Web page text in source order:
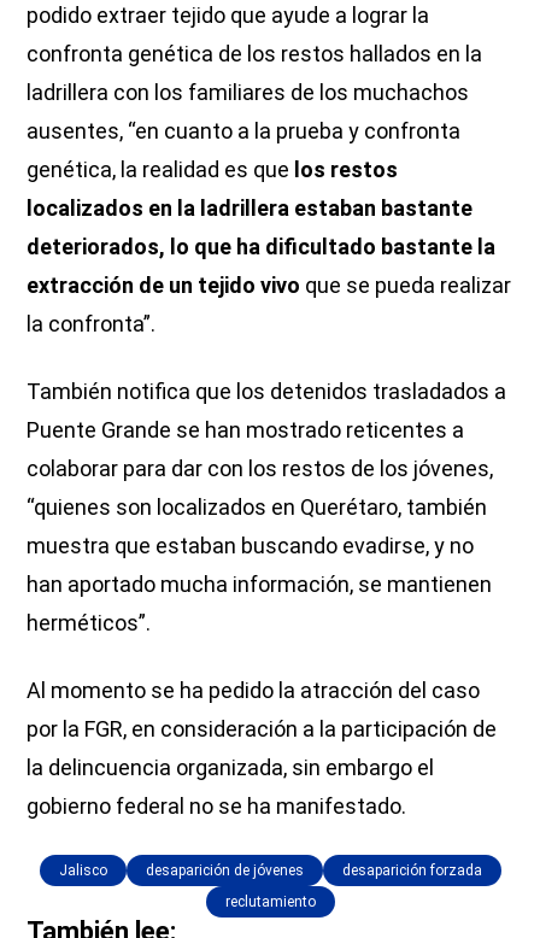
podido extraer tejido que ayude a lograr la
confronta genética de los restos hallados en la
ladrillera con los familiares de los muchachos
ausentes, “en cuanto a la prueba y confronta
genética, la realidad es que los restos
localizados en la ladrillera estaban bastante
deteriorados, lo que ha dificultado bastante la
extracción de un tejido vivo que se pueda realizar
la confronta”.
También notifica que los detenidos trasladados a
Puente Grande se han mostrado reticentes a
colaborar para dar con los restos de los jóvenes,
“quienes son localizados en Querétaro, también
muestra que estaban buscando evadirse, y no
han aportado mucha información, se mantienen
herméticos”.
Al momento se ha pedido la atracción del caso
por la FGR, en consideración a la participación de
la delincuencia organizada, sin embargo el
gobierno federal no se ha manifestado.
Jalisco desaparición de jóvenes
desaparición forzada
reclutamiento
También lee: